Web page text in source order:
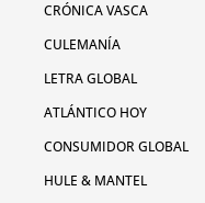
CRÓNICA VASCA
CULEMANÍA
LETRA GLOBAL
ATLÁNTICO HOY
CONSUMIDOR GLOBAL
HULE & MANTEL